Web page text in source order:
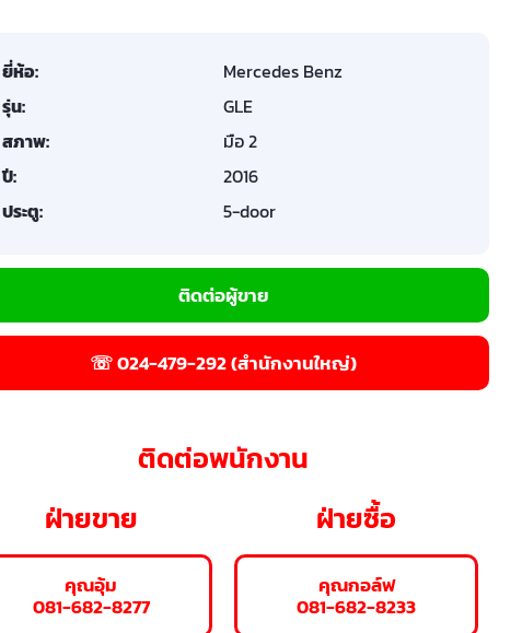
ยี่ห้อ:
Mercedes Benz
รุ่น:
GLE
สภาพ:
มือ 2
ปี:
2016
ประตู:
5-door
ติดต่อผู้ขาย
☏ 024-479-292 (สำนักงานใหญ่)
ติดต่อพนักงาน
ฝ่ายขาย
คุณอุ้ม
081-682-8277
ฝ่ายซื้อ
คุณกอล์ฟ
081-682-8233